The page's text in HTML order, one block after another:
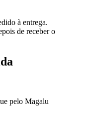
à entrega.
de receber o
pelo Magalu